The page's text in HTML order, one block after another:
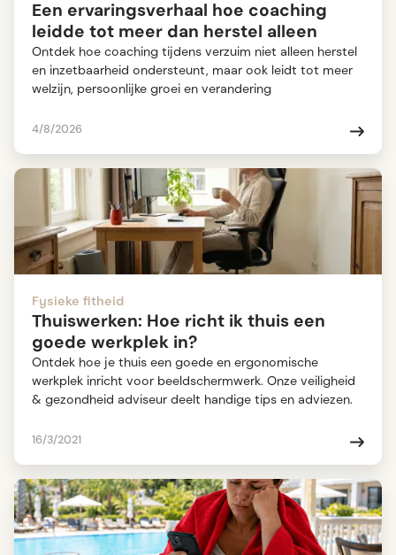
Een ervaringsverhaal hoe coaching
leidde tot meer dan herstel alleen
Ontdek hoe coaching tijdens verzuim niet alleen herstel
en inzetbaarheid ondersteunt, maar ook leidt tot meer
welzijn, persoonlijke groei en verandering
4/8/2026
Fysieke fitheid
Thuiswerken: Hoe richt ik thuis een
goede werkplek in?
Ontdek hoe je thuis een goede en ergonomische
werkplek inricht voor beeldschermwerk. Onze veiligheid
& gezondheid adviseur deelt handige tips en adviezen.
16/3/2021